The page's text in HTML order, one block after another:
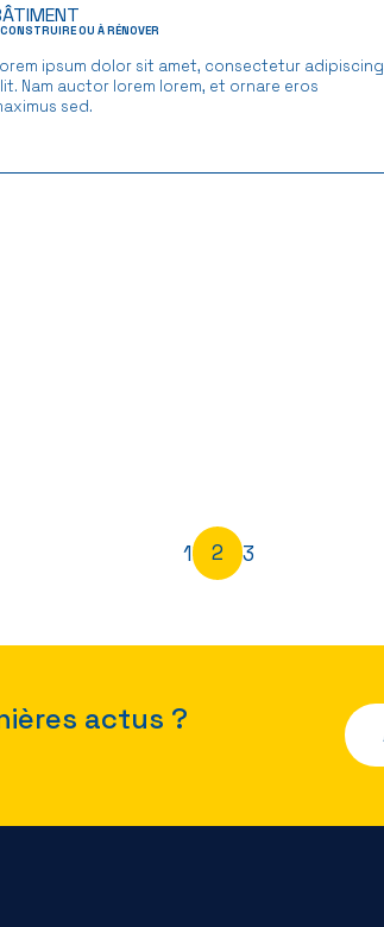
OU À RÉNOVER
ipsum dolor sit amet, consectetur adipiscing
Nam auctor lorem lorem, et ornare eros
sed.
1 2 3
actus ?